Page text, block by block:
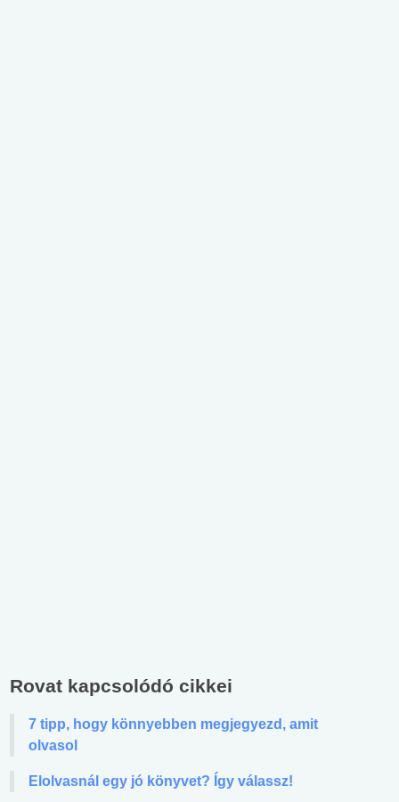
Rovat kapcsolódó cikkei
7 tipp, hogy könnyebben megjegyezd, amit
olvasol
Elolvasnál egy jó könyvet? Így válassz!